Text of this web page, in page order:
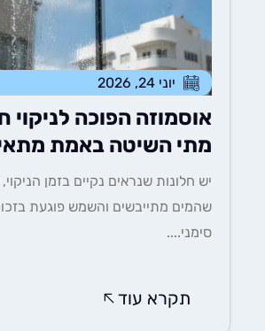
יוני 24, 2026
אוסמוזה הפוכה לניקוי
מתי השיטה באמת מתאימה?
יש חלונות שנראים נקיים בזמן הניקוי, אבל
שהמים מתייבשים והשמש פוגעת בזכוכית,
תקרא עוד